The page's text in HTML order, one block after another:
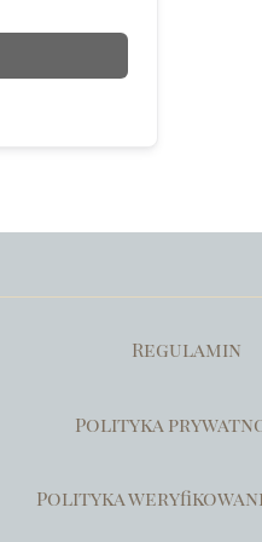
Regulamin
Polityka
Polityka